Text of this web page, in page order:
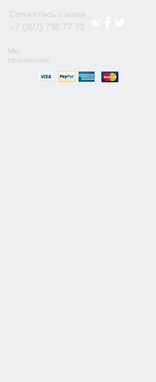
Свяжитесь с нами
+7 (927) 732 77 73
Мы
принимаем